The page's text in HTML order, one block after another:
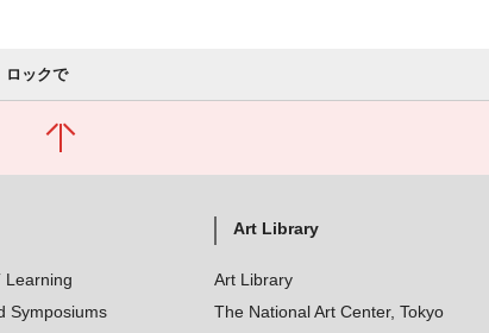
ロックで
Learning
Symposiums
Art Library
Art Library
The National Art Center, Tokyo